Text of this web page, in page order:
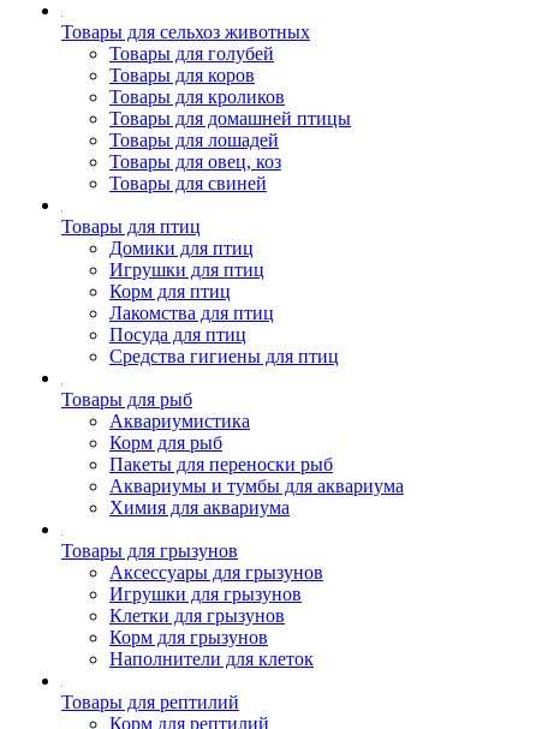
Товары для сельхоз животных
Товары для голубей
Товары для коров
Товары для кроликов
Товары для домашней птицы
Товары для лошадей
Товары для овец, коз
Товары для свиней
Товары для птиц
Домики для птиц
Игрушки для птиц
Корм для птиц
Лакомства для птиц
Посуда для птиц
Средства гигиены для птиц
Товары для рыб
Аквариумистика
Корм для рыб
Пакеты для переноски рыб
Аквариумы и тумбы для аквариума
Химия для аквариума
Товары для грызунов
Аксессуары для грызунов
Игрушки для грызунов
Клетки для грызунов
Корм для грызунов
Наполнители для клеток
Товары для рептилий
Корм для рептилий